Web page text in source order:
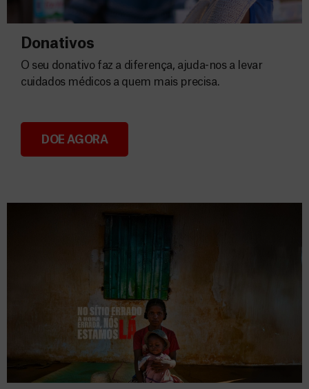
Donativos
Donativos
O seu donativo faz a diferença, ajuda-nos a levar
cuidados médicos a quem mais precisa.
DOE AGORA